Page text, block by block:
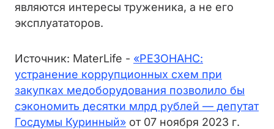
являются интересы труженика, а не его
эксплуататоров.
Источник: MaterLife - «РЕЗОНАНС:
устранение коррупционных схем при
закупках медоборудования позволило бы
сэкономить десятки млрд рублей — депутат
Госдумы Куринный» от 07 ноября 2023 г.